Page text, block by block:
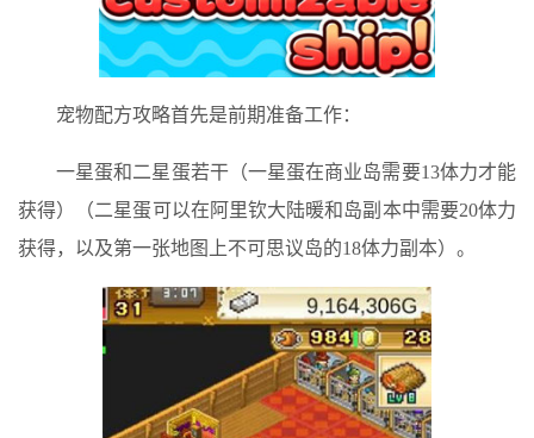
宠物配方攻略首先是前期准备工作：
一星蛋和二星蛋若干（一星蛋在商业岛需要13体力才能
获得）（二星蛋可以在阿里钦大陆暖和岛副本中需要20体力
获得，以及第一张地图上不可思议岛的18体力副本）。